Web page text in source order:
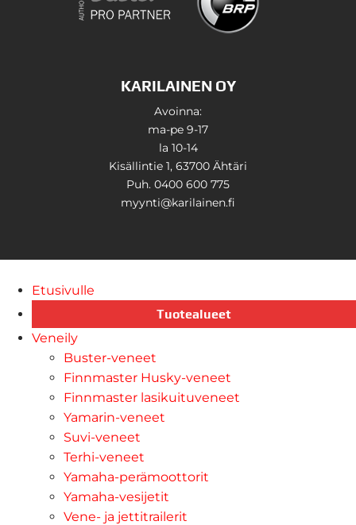
KARILAINEN OY
Avoinna:
ma-pe 9-17
la 10-14
Kisällintie 1, 63700 Ähtäri
Puh. 0400 600 775
myynti@karilainen.fi
Etusivulle
Tuotealueet
Veneily
Buster-veneet
Finnmaster Husky-veneet
Finnmaster lasikuituveneet
Yamarin-veneet
Suvi-veneet
Terhi-veneet
Yamaha-perämoottorit
Yamaha-vesijetit
Vene- ja jettitrailerit